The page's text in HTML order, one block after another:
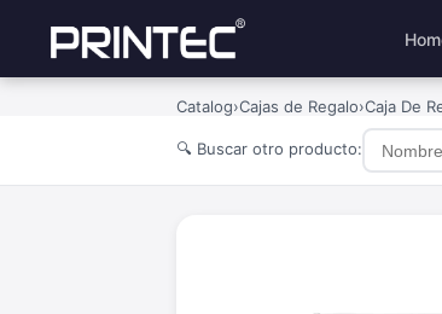
Catalog›Cajas de Regalo›Caja De
🔍 Buscar otro producto: